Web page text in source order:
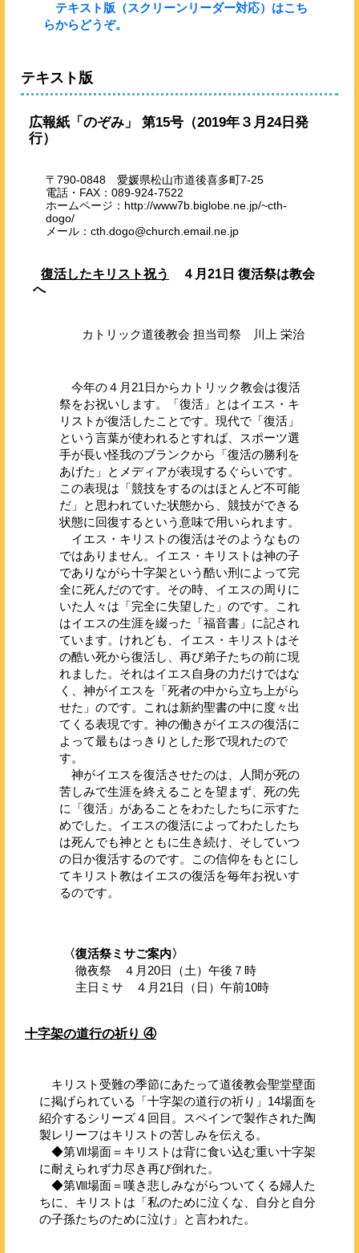
テキスト版（スクリーンリーダー対応） はこち
らからどうぞ。
テキスト版
広報紙「のぞみ」 第15号（2019年３月24日発
行）
〒790-0848 愛媛県松山市道後喜多町7-25
電話・FAX：089-924-7522
ホームページ：http://www7b.biglobe.ne.jp/~cth-
dogo/
メール：cth.dogo@church.email.ne.jp
復活したキリスト祝う
４月21日 復活祭は教会
へ
カトリック道後教会 担当司祭 川上 栄治
今年の４月21日からカトリック教会は復活
祭をお祝いします。「復活」とはイエス・キ
リストが復活したことです。現代で「復活」
という言葉が使われるとすれば、スポーツ選
手が長い怪我のブランクから「復活の勝利を
あげた」とメディアが表現するぐらいです。
この表現は「競技をするのはほとんど不可能
だ」と思われていた状態から、競技ができる
状態に回復するという意味で用いられます。
イエス・キリストの復活はそのようなもの
ではありません。イエス・キリストは神の子
でありながら十字架という酷い刑によって完
全に死んだのです。その時、イエスの周りに
いた人々は「完全に失望した」のです。これ
はイエスの生涯を綴った「福音書」に記され
ています。けれども、イエス・キリストはそ
の酷い死から復活し、再び弟子たちの前に現
れました。それはイエス自身の力だけではな
く、神がイエスを「死者の中から立ち上がら
せた」のです。これは新約聖書の中に度々出
てくる表現です。神の働きがイエスの復活に
よって最もはっきりとした形で現れたので
す。
神がイエスを復活させたのは、人間が死の
苦しみで生涯を終えることを望まず、死の先
に「復活」があることをわたしたちに示すた
めでした。イエスの復活によってわたしたち
は死んでも神とともに生き続け、そしていつ
の日か復活するのです。この信仰をもとにし
てキリスト教はイエスの復活を毎年お祝いす
るのです。
〈復活祭ミサご案内〉
徹夜祭 ４月20日（土）午後７時
主日ミサ ４月21日（日）午前10時
十字架の道行の祈り ④
キリスト受難の季節にあたって道後教会聖堂壁面
に掲げられている「十字架の道行の祈り」14場面を
紹介するシリーズ４回目。スペインで製作された陶
製レリーフはキリストの苦しみを伝える。
◆第Ⅶ場面＝キリストは背に食い込む重い十字架
に耐えられず力尽き再び倒れた。
◆第Ⅷ場面＝嘆き悲しみながらついてくる婦人た
ちに、キリストは「私のために泣くな、自分と自分
の子孫たちのために泣け」と言われた。